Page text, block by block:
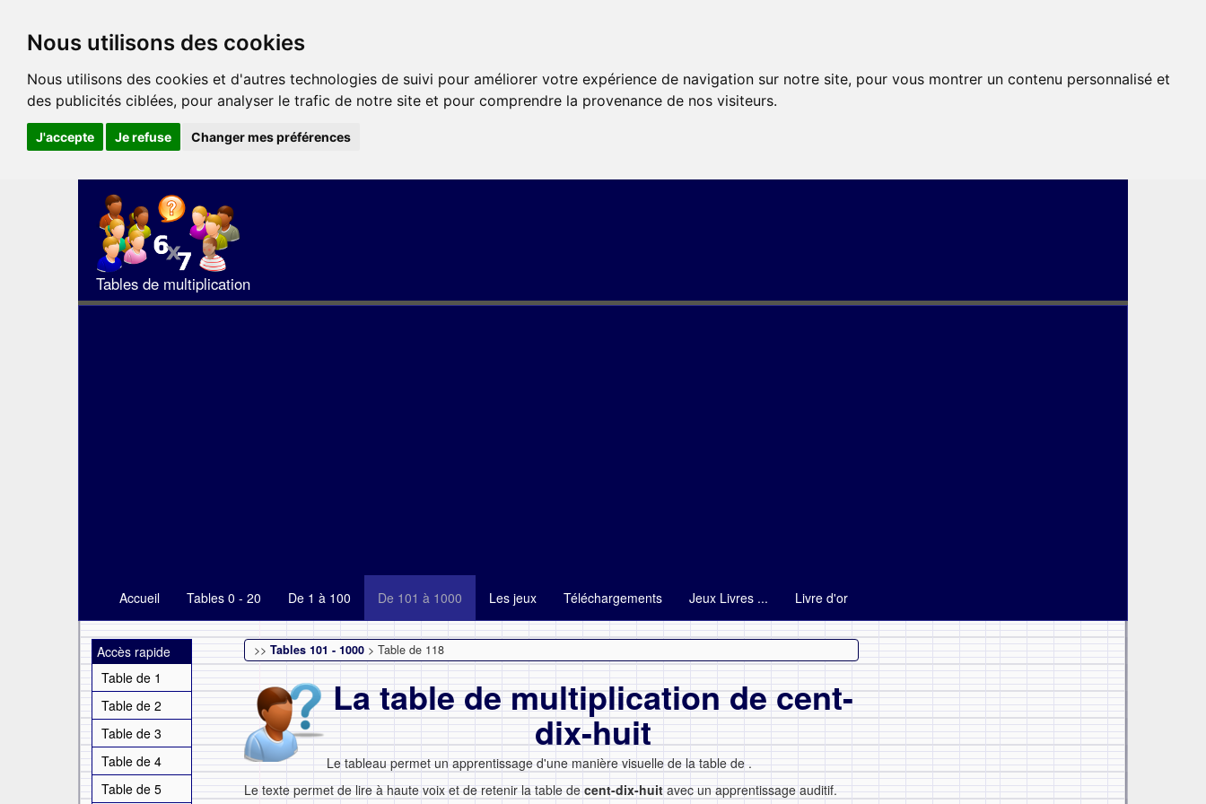
Nous utilisons des cookies
Nous utilisons des cookies et d'autres technologies de suivi pour améliorer votre expérience de navigation sur notre site, pour vous montrer un contenu personnalisé et
des publicités ciblées, pour analyser le trafic de notre site et pour comprendre la provenance de nos visiteurs.
J'accepte Je refuse Changer mes préférences
Tables de multiplication
Accueil Tables 0 - 20 De 1 à 100 De 101 à 1000 Les jeux Téléchargements Jeux Livres ... Livre d'or
Accès rapide
Table de 1
Table de 2
Table de 3
Table de 4
Table de 5
>> Tables 101 - 1000 > Table de 118
La table de multiplication de cent-
dix-huit
Le tableau permet un apprentissage d'une manière visuelle de la table de .
Le texte permet de lire à haute voix et de retenir la table de cent-dix-huit avec un apprentissage auditif.